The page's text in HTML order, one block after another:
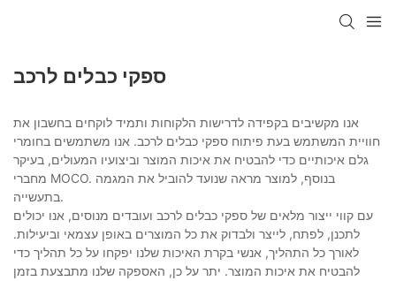
ספקי כבלים לרכב
אנו מקשיבים בקפידה לדרישות הלקוחות ותמיד לוקחים בחשבון את
חוויית המשתמש בעת פיתוח ספקי כבלים לרכב. אנו משתמשים בחומרי
גלם איכותיים כדי להבטיח את איכות המוצר וביצועיו המעולים, בעיקר
מחברי MOCO. בנוסף, למוצר מראה שנועד להוביל את המגמה
בתעשייה.
עם קווי ייצור מלאים של ספקי כבלים לרכב ועובדים מנוסים, אנו יכולים
לתכנן, לפתח, לייצר ולבדוק את כל המוצרים באופן עצמאי וביעילות.
לאורך כל התהליך, אנשי בקרת האיכות שלנו יפקחו על כל תהליך כדי
להבטיח את איכות המוצר. יתר על כן, האספקה ​​שלנו מתבצעת בזמן